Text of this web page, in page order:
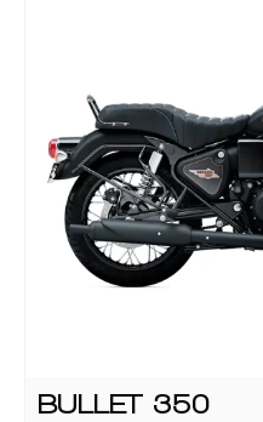
BULLET 350